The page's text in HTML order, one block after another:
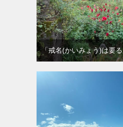
「戒名(かいみょう)は要